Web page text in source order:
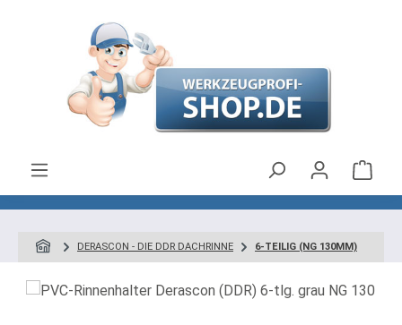
Zum Hauptinhalt springen
DERASCON - DIE DDR DACHRINNE 6-TEILIG (NG 130MM)
Bildergalerie überspringen